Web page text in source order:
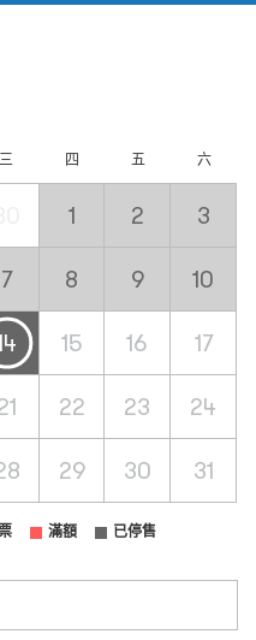
三 四 五 六
1 2 3
7 8 9 10
15 16 17
22 23 24
29 30 31
滿額 已停售